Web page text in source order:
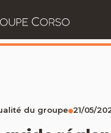
du groupe 21/05/